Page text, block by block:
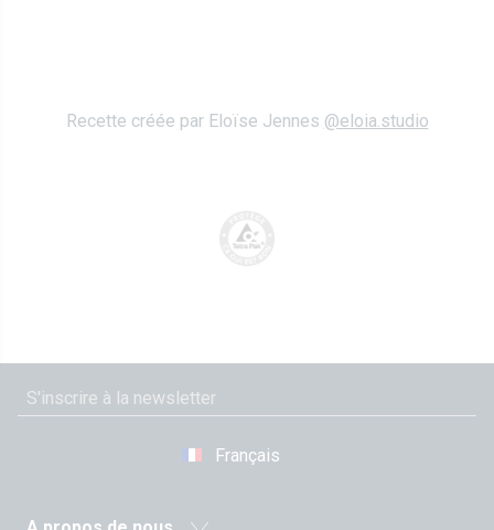
Recette créée par Eloïse Jennes @eloia.studio
Français